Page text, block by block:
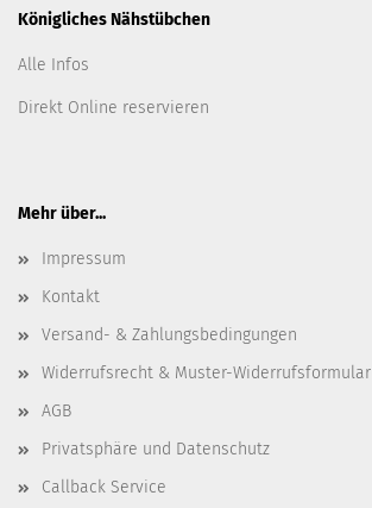
Königliches Nähstübchen
Alle Infos
Direkt Online reservieren
Mehr über...
Impressum
Kontakt
Versand- & Zahlungsbedingungen
Widerrufsrecht & Muster-Widerrufsformular
AGB
Privatsphäre und Datenschutz
Callback Service